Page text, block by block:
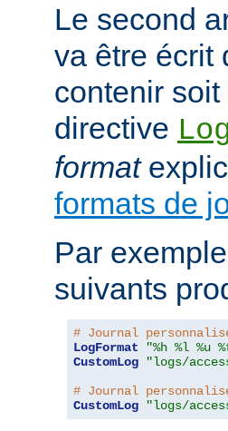
Le second
va être écrit
contenir soit
directive
format
formats de
Par
suivants
# Journal
LogFormat
"%h %l %u
CustomLog
"logs/
# Journal
CustomLog
"logs/